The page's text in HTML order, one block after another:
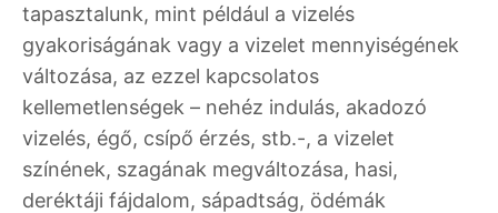
tapasztalunk, mint például a vizelés
gyakoriságának vagy a vizelet mennyiségének
változása, az ezzel kapcsolatos
kellemetlenségek – nehéz indulás, akadozó
vizelés, égő, csípő érzés, stb.-, a vizelet
színének, szagának megváltozása, hasi,
deréktáji fájdalom, sápadtság, ödémák